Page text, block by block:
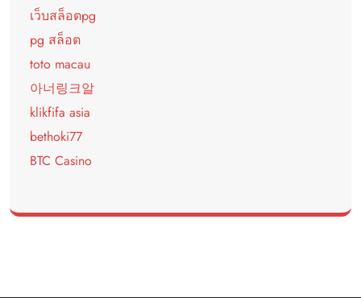
เว็บสล็อตpg
pg สล็อต
toto macau
아너링크알
klikfifa asia
bethoki77
BTC Casino